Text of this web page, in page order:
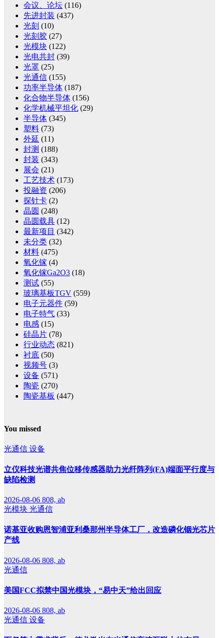
会议、论坛 (116)
先进封装 (437)
光刻 (10)
光刻胶 (27)
光模块 (122)
光电共封 (39)
光罩 (25)
光通信 (155)
功率半导体 (187)
化合物半导体 (156)
化学机械平坦化 (29)
半导体 (345)
塑料 (73)
外延 (11)
封测 (188)
封装 (343)
展会 (21)
工艺技术 (173)
投融资 (206)
探针卡 (2)
晶圆 (248)
晶圆载具 (12)
最新项目 (342)
未分类 (32)
材料 (475)
氧化镓 (4)
氧化镓Ga2O3 (18)
测试 (55)
玻璃基板TGV (559)
电子元器件 (59)
电子特气 (33)
电感 (15)
硅晶片 (78)
行业动态 (821)
衬底 (50)
视频号 (3)
设备 (571)
陶瓷 (270)
陶瓷基板 (447)
You missed
光通信 设备
立仪科技光谱共焦位移传感器助力光纤阵列(FA)端面平行度与
缺陷检测
2026-08-06 808, ab
光模块 光通信
诺基亚收购恩智浦亚利桑那州半导体工厂，改造磷化铟光芯片
产线
2026-08-06 808, ab
光通信
美国FCC拟禁中国光模块，“易中天”给出回应
2026-08-06 808, ab
光通信 设备